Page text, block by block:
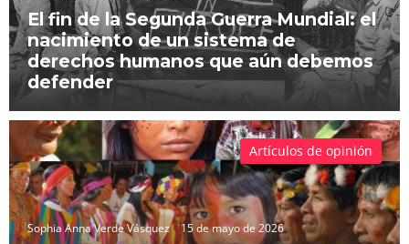
El fin de la Segunda Guerra Mundial: el
nacimiento de un sistema de
derechos humanos que aún debemos
defender
Sophia Anna Verde Vásquez 15 de mayo de 2026
Artículos de opinión